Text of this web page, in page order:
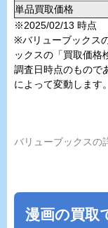
単品買取価格
※2025/02/13 時点
※バリューブックス
ックスの「買取価格
調査日時点のもので
によって変動します。
バリューブックスの
漫画の買取